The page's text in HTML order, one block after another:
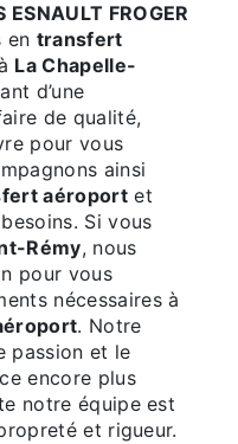
ESNAULT FROGER
en transfert
La Chapelle-
d’une
de qualité,
pour vous
ainsi
aéroportet
Si vous
Rémy, nous
pour vous
nécessaires à
. Notre
passion et le
encore plus
notre équipe est
et rigueur.